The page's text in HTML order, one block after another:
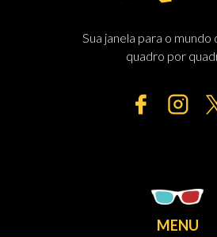
Sua janela para o mundo
quadro por
MENU